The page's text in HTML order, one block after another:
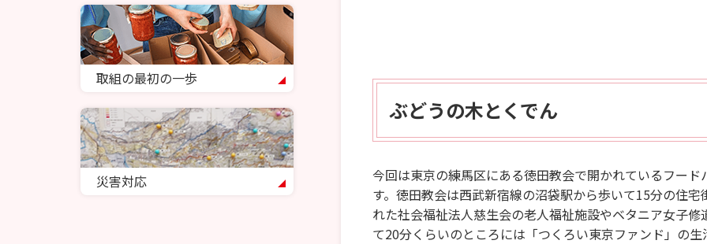
ぶどうの木とくでん
今回は東京の練馬区にある徳田教会で開かれているフー
す。徳田教会は西武新宿線の沼袋駅から歩いて15分の住
れた社会福祉法人慈生会の老人福祉施設やベタニア女子
て20分くらいのところには「つくろい東京ファンド」の
取組の最初の一歩
災害対応